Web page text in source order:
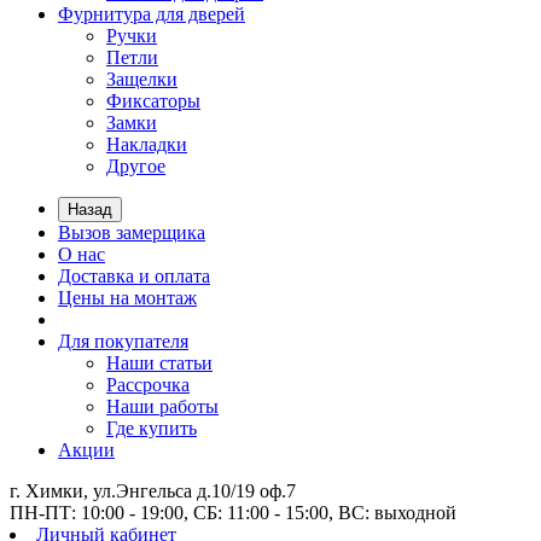
Фурнитура для дверей
Ручки
Петли
Защелки
Фиксаторы
Замки
Накладки
Другое
Назад
Вызов замерщика
О нас
Доставка и оплата
Цены на монтаж
Для покупателя
Наши статьи
Рассрочка
Наши работы
Где купить
Акции
г. Химки, ул.Энгельса д.10/19 оф.7
ПН-ПТ: 10:00 - 19:00, СБ: 11:00 - 15:00, ВС: выходной
Личный кабинет